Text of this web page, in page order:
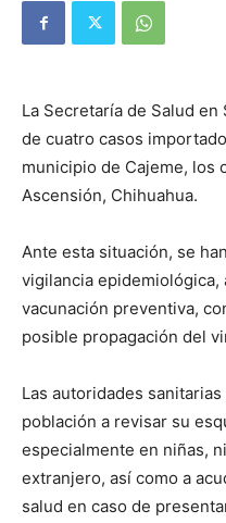
La Secretaría de Salud
de cuatro casos
municipio de Cajeme, los
Ascensión, Chihuahua.
Ante esta situación, se
vigilancia epidemiológica,
vacunación preventiva,
posible propagación del
Las autoridades
población a revisar su
especialmente en niñas,
extranjero, así como a
salud en caso de